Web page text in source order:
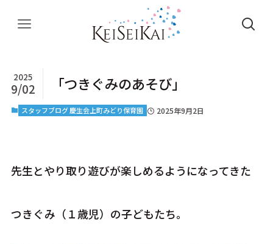
「つきぐみのあそび」
2025
9/02
スタッフブログ 慶生会上町みどり保育園 2025年9月2日
先生とやり取り遊びが楽しめるようになってきた
つきぐみ（１歳児）の子どもたち。